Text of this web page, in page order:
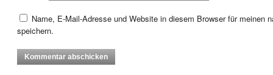
Name, E-Mail-Adresse und Website in diesem Browser für meinen
speichern.